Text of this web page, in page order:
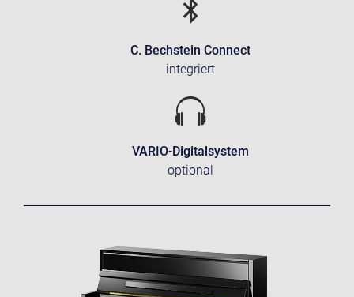
C. Bechstein Connect
integriert
VARIO-Digitalsystem
optional